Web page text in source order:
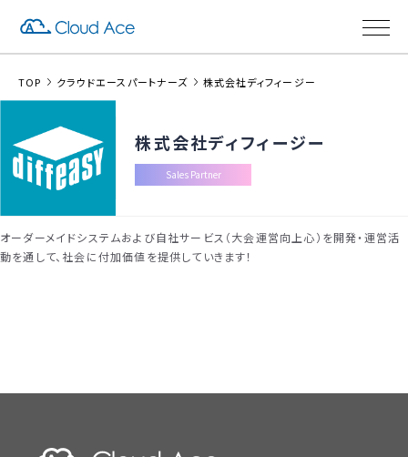
TOP クラウドエースパートナーズ 株式会社ディフィージー
株式会社ディフィージー
Sales Partner
オーダーメイドシステムおよび自社サービス（大会運営向上心）を開発・運営活
動を通して、社会に付加価値を提供していきます！